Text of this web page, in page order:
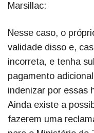
Marsillac:
Nesse caso, o
validade disso e,
incorreta, e tenha
pagamento
indenizar por essas
Ainda existe a
fazerem uma